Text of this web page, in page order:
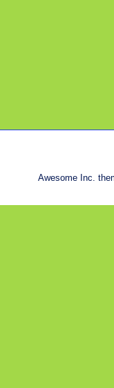
Awesome Inc.